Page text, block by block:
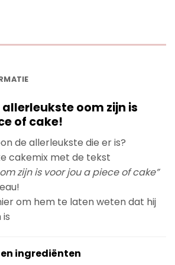
allerleukste oom zijn is
of cake!
de allerleukste die er is?
cakemix met de tekst
zijn is voor jou a piece of cake”
om hem te laten weten dat hij
ingrediënten